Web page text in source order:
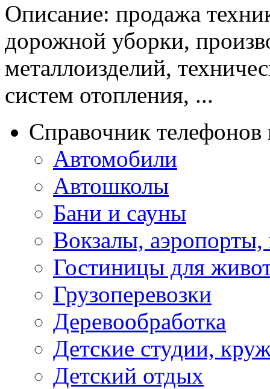
Описание: продажа
дорожной уборки,
металлоизделий,
систем отопления, ...
Справочник
Автомобили
Автошколы
Бани и сауны
Вокзалы,
Гостиницы для
Грузоперевозки
Деревообработка
Детские студии,
Детский отдых